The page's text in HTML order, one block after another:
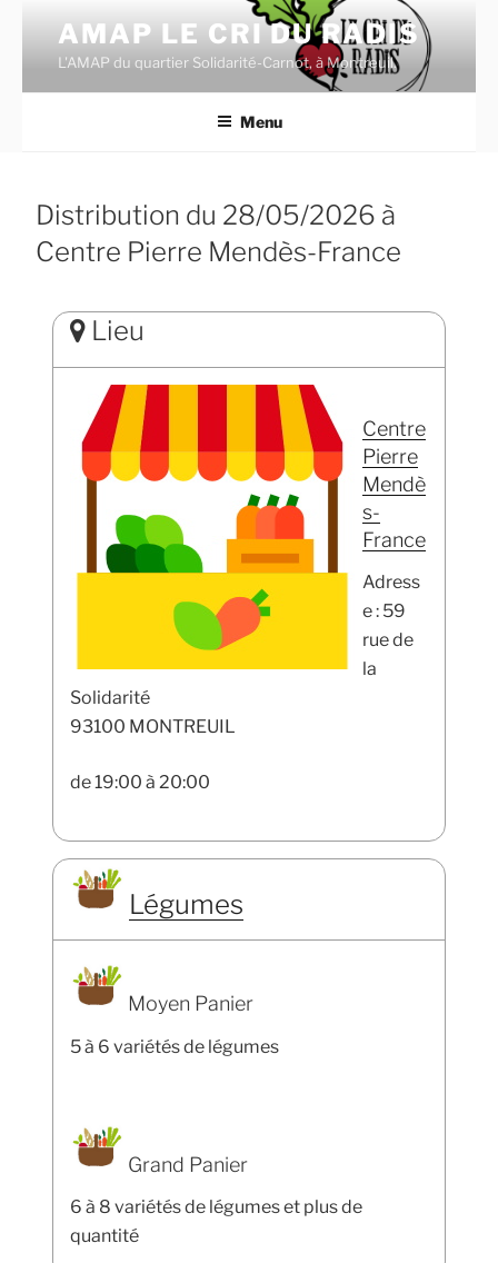
contenu
principal
AMAP LE CRI DU RADIS
L'AMAP du quartier Solidarité-Carnot, à Montreuil.
Menu
Distribution du 28/05/2026 à
Centre Pierre Mendès-France
Lieu
Centre
Pierre
Mendè
s-
France
Adress
e : 59
rue de
la
Solidarité
93100 MONTREUIL
de 19:00 à 20:00
Légumes
Moyen Panier
5 à 6 variétés de légumes
Grand Panier
6 à 8 variétés de légumes et plus de
quantité